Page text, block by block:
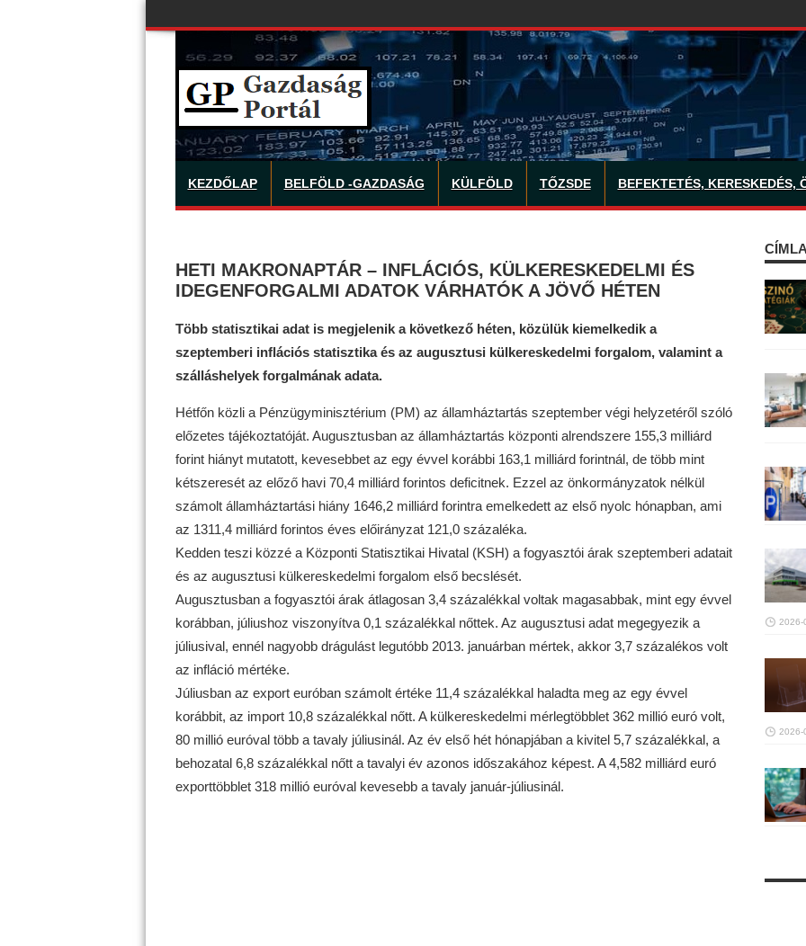
KEZDŐLAP BELFÖLD -GAZDASÁG KÜLFÖLD TŐZSDE BEFEKTETÉS, KERESKEDÉS,
HETI MAKRONAPTÁR – INFLÁCIÓS, KÜLKERESKEDELMI ÉS
IDEGENFORGALMI ADATOK VÁRHATÓK A JÖVŐ HÉTEN
Több statisztikai adat is megjelenik a következő héten, közülük kiemelkedik a
szeptemberi inflációs statisztika és az augusztusi külkereskedelmi forgalom, valamint a
szálláshelyek forgalmának adata.
Hétfőn közli a Pénzügyminisztérium (PM) az államháztartás szeptember végi helyzetéről szóló
előzetes tájékoztatóját. Augusztusban az államháztartás központi alrendszere 155,3 milliárd
forint hiányt mutatott, kevesebbet az egy évvel korábbi 163,1 milliárd forintnál, de több mint
kétszeresét az előző havi 70,4 milliárd forintos deficitnek. Ezzel az önkormányzatok nélkül
számolt államháztartási hiány 1646,2 milliárd forintra emelkedett az első nyolc hónapban, ami
az 1311,4 milliárd forintos éves előirányzat 121,0 százaléka.
Kedden teszi közzé a Központi Statisztikai Hivatal (KSH) a fogyasztói árak szeptemberi adatait
és az augusztusi külkereskedelmi forgalom első becslését.
Augusztusban a fogyasztói árak átlagosan 3,4 százalékkal voltak magasabbak, mint egy évvel
korábban, júliushoz viszonyítva 0,1 százalékkal nőttek. Az augusztusi adat megegyezik a
júliusival, ennél nagyobb drágulást legutóbb 2013. januárban mértek, akkor 3,7 százalékos volt
az infláció mértéke.
Júliusban az export euróban számolt értéke 11,4 százalékkal haladta meg az egy évvel
korábbit, az import 10,8 százalékkal nőtt. A külkereskedelmi mérlegtöbblet 362 millió euró volt,
80 millió euróval több a tavaly júliusinál. Az év első hét hónapjában a kivitel 5,7 százalékkal, a
behozatal 6,8 százalékkal nőtt a tavalyi év azonos időszakához képest. A 4,582 milliárd euró
exporttöbblet 318 millió euróval kevesebb a tavaly január-júliusinál.
2026-
2026-